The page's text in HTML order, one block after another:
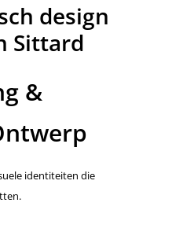
design
Sittard
&
identiteiten die